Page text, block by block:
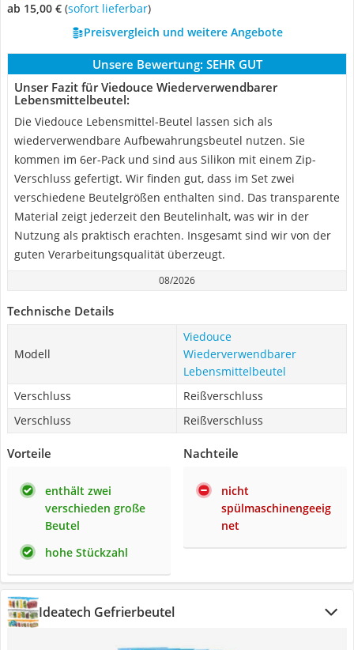
ab 15,00 € ( Sofort lieferbar)
Preisvergleich und weitere Angebote
Unsere Bewertung: SEHR GUT
Unser Fazit für Viedouce Wiederverwendbarer
Lebensmittelbeutel:
Die Viedouce Lebensmittel-Beutel lassen sich als
wiederverwendbare Aufbewahrungsbeutel nutzen. Sie
kommen im 6er-Pack und sind aus Silikon mit einem Zip-
Verschluss gefertigt. Wir finden gut, dass im Set zwei
verschiedene Beutelgrößen enthalten sind. Das transparente
Material zeigt jederzeit den Beutelinhalt, was wir in der
Nutzung als praktisch erachten. Insgesamt sind wir von der
guten Verarbeitungsqualität überzeugt.
08/2026
Technische Details
Modell
Viedouce
Wiederverwendbarer
Lebensmittelbeutel
Verschluss
Reißverschluss
Verschluss
Reißverschluss
Vorteile
enthält zwei
verschieden große
Beutel
hohe Stückzahl
Nachteile
nicht
spülmaschinengeeig
net
Ideatech Gefrierbeutel